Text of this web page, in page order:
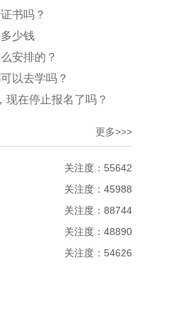
书吗？
少钱
安排的？
以去学吗？
现在停止报名了吗？
更多>>>
关注度：55642
关注度：45988
关注度：88744
关注度：48890
关注度：54626